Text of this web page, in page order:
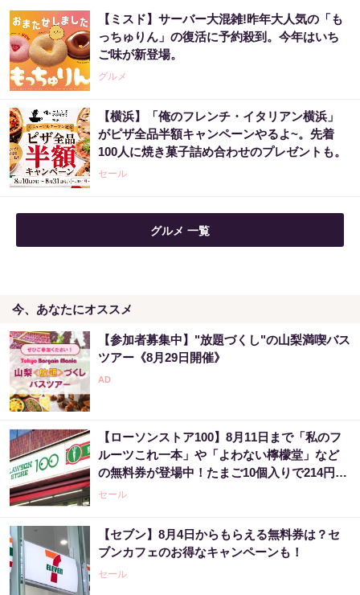
【ミスド】サーバー大混雑!昨年大人気の「も
っちゅりん」の復活に予約殺到。今年はいち
ご味が新登場。
グルメ
【横浜】「俺のフレンチ・イタリアン横浜」
がピザ全品半額キャンペーンやるよ~。先着
100人に焼き菓子詰め合わせのプレゼントも。
セール
グルメ 一覧
今、あなたにオススメ
【参加者募集中】"放題づくし"の山梨満喫バス
ツアー《8月29日開催》
【ローソンストア100】8月11日まで「私のフ
ルーツこれ一本」や「よわない檸檬堂」など
の無料券が登場中！たまご10個入りで214円な
どのお得企画も見逃せない。
セール
【セブン】8月4日からもらえる無料券は？セ
ブンカフェのお得なキャンペーンも！
セール